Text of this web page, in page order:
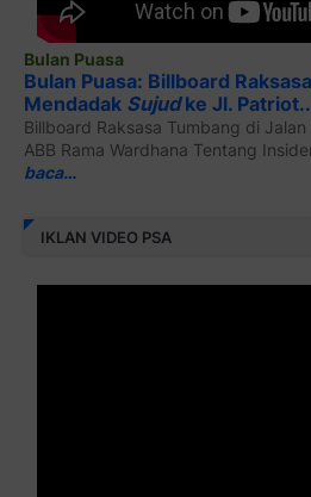
Bulan Puasa
Bulan Puasa: Billboard
Mendadak Sujudke Jl.
Billboard Raksasa Tumbang di
ABB Rama Wardhana Tentang
baca…
IKLAN VIDEO PSA